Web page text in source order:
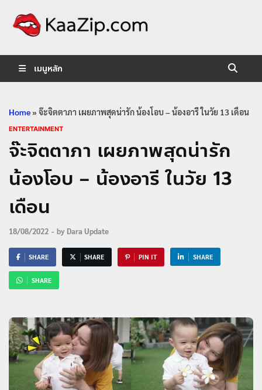
เมนูหลัก
Home»จ๊ะจิตตาภา เผยภาพสุดน่ารัก น้องโอบ – น้องอารี ในวัย 13 เดือน
ENTERTAINMENT
จ๊ะจิตตาภา เผยภาพสุดน่ารัก
น้องโอบ – น้องอารี ในวัย 13
เดือน
18/08/2022 - by Dara Update
SHARE SHARE PIN IT SHARE
SHARE